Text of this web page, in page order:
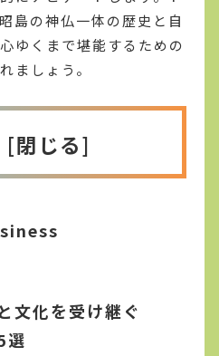
島の神仏一体の歴史と自
ゆくまで堪能するための
ましょう。
文化を受け継ぐ
選